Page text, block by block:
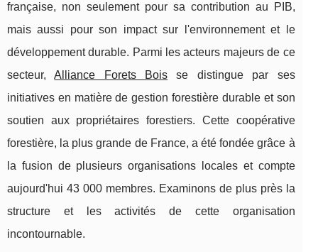
française, non seulement pour sa contribution au PIB,
mais aussi pour son impact sur l'environnement et le
développement durable. Parmi les acteurs majeurs de ce
secteur,Alliance Forets Bois se distingue par ses
initiatives en matière de gestion forestière durable et son
soutien aux propriétaires forestiers. Cette coopérative
forestière, la plus grande de France, a été fondée grâce à
la fusion de plusieurs organisations locales et compte
aujourd'hui 43 000 membres. Examinons de plus près la
structure et les activités de cette organisation
incontournable.